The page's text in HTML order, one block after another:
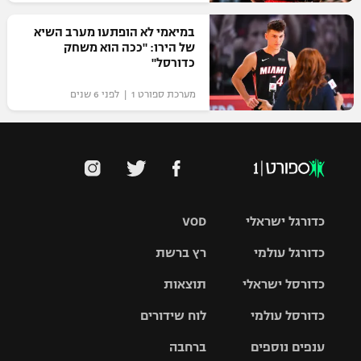
רשיון להקרנה פומבית לבית עסק
הצטרפות לחבילת הערוצים
לוח דרושים – ג'ובנט
המגזין
במיאמי לא הופתעו מערב השיא
של הירו: "ככה הוא משחק
כדורסל"
מערכת ספורט 1 | לפני 6 שנים
VOD
רץ ברשת
תוצאות
לוח שידורים
ברחבה
כדורגל ישראלי
גביע הטוטו
כדורגל עולמי
האלופות
ליגה
כדורסל ישראלי
סל
כדורסל עולמי
ענפים נוספים